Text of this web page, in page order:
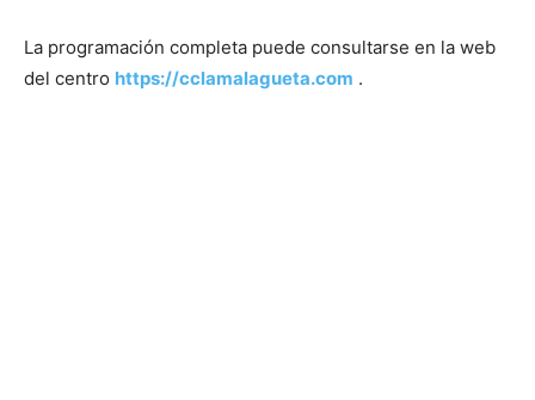
La programación completa puede consultarse en la web
del centro https://cclamalagueta.com .